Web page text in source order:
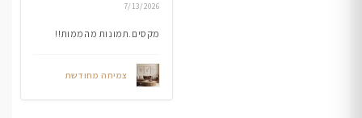
7/13/2026
מקסים.תמונות מהממות!!
צמיחה מחודשת